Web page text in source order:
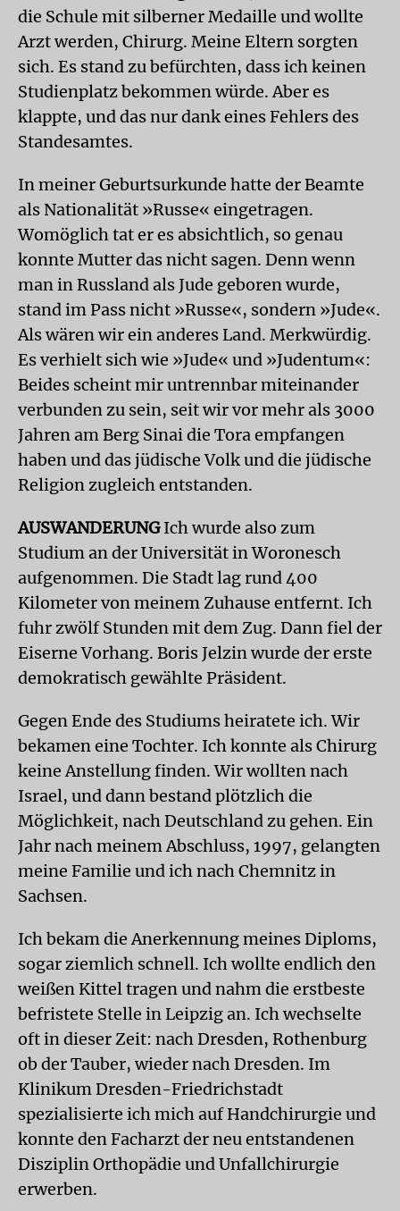
die Schule mit silberner Medaille und wollte
Arzt werden, Chirurg. Meine Eltern sorgten
sich. Es stand zu befürchten, dass ich keinen
Studienplatz bekommen würde. Aber es
klappte, und das nur dank eines Fehlers des
Standesamtes.
In meiner Geburtsurkunde hatte der Beamte
als Nationalität »Russe« eingetragen.
Womöglich tat er es absichtlich, so genau
konnte Mutter das nicht sagen. Denn wenn
man in Russland als Jude geboren wurde,
stand im Pass nicht »Russe«, sondern »Jude«.
Als wären wir ein anderes Land. Merkwürdig.
Es verhielt sich wie »Jude« und »Judentum«:
Beides scheint mir untrennbar miteinander
verbunden zu sein, seit wir vor mehr als 3000
Jahren am Berg Sinai die Tora empfangen
haben und das jüdische Volk und die jüdische
Religion zugleich entstanden.
AUSWANDERUNGIch wurde also zum
Studium an der Universität in Woronesch
aufgenommen. Die Stadt lag rund 400
Kilometer von meinem Zuhause entfernt. Ich
fuhr zwölf Stunden mit dem Zug. Dann fiel der
Eiserne Vorhang. Boris Jelzin wurde der erste
demokratisch gewählte Präsident.
Gegen Ende des Studiums heiratete ich. Wir
bekamen eine Tochter. Ich konnte als Chirurg
keine Anstellung finden. Wir wollten nach
Israel, und dann bestand plötzlich die
Möglichkeit, nach Deutschland zu gehen. Ein
Jahr nach meinem Abschluss, 1997, gelangten
meine Familie und ich nach Chemnitz in
Sachsen.
Ich bekam die Anerkennung meines Diploms,
sogar ziemlich schnell. Ich wollte endlich den
weißen Kittel tragen und nahm die erstbeste
befristete Stelle in Leipzig an. Ich wechselte
oft in dieser Zeit: nach Dresden, Rothenburg
ob der Tauber, wieder nach Dresden. Im
Klinikum Dresden-Friedrichstadt
spezialisierte ich mich auf Handchirurgie und
konnte den Facharzt der neu entstandenen
Disziplin Orthopädie und Unfallchirurgie
erwerben.